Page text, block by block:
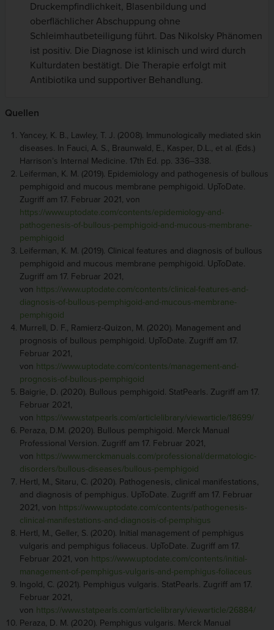
Druckempfindlichkeit, Blasenbildung und
oberflächlicher Abschuppung ohne
Schleimhautbeteiligung führt. Das Nikolsky Phänomen
ist positiv. Die Diagnose ist klinisch und wird durch
Kulturdaten bestätigt. Die Therapie erfolgt mit
Antibiotika und supportiver Behandlung.
Quellen
Yancey, K. B., Lawley, T. J. (2008). Immunologically mediated skin
diseases. In Fauci, A. S., Braunwald, E., Kasper, D.L., et al. (Eds.)
Harrison’s Internal Medicine. 17th Ed. pp. 336–338.
Leiferman, K. M. (2019). Epidemiology and pathogenesis of bullous
pemphigoid and mucous membrane pemphigoid. UpToDate.
Zugriff am 17. Februar 2021, von
https://www.uptodate.com/contents/epidemiology-and-
pathogenesis-of-bullous-pemphigoid-and-mucous-membrane-
pemphigoid
Leiferman, K. M. (2019). Clinical features and diagnosis of bullous
pemphigoid and mucous membrane pemphigoid. UpToDate.
Zugriff am 17. Februar 2021,
von https://www.uptodate.com/contents/clinical-features-and-
diagnosis-of-bullous-pemphigoid-and-mucous-membrane-
pemphigoid
Murrell, D. F., Ramierz-Quizon, M. (2020). Management and
prognosis of bullous pemphigoid. UpToDate. Zugriff am 17.
Februar 2021,
von https://www.uptodate.com/contents/management-and-
prognosis-of-bullous-pemphigoid
Baigrie, D. (2020). Bullous pemphigoid. StatPearls. Zugriff am 17.
Februar 2021,
von https://www.statpearls.com/articlelibrary/viewarticle/18699/
Peraza, D.M. (2020). Bullous pemphigoid. Merck Manual
Professional Version. Zugriff am 17. Februar 2021,
von https://www.merckmanuals.com/professional/dermatologic-
disorders/bullous-diseases/bullous-pemphigoid
Hertl, M., Sitaru, C. (2020). Pathogenesis, clinical manifestations,
and diagnosis of pemphigus. UpToDate. Zugriff am 17. Februar
2021, von https://www.uptodate.com/contents/pathogenesis-
clinical-manifestations-and-diagnosis-of-pemphigus
Hertl, M., Geller, S. (2020). Initial management of pemphigus
vulgaris and pemphigus foliaceus. UpToDate. Zugriff am 17.
Februar 2021, von https://www.uptodate.com/contents/initial-
management-of-pemphigus-vulgaris-and-pemphigus-foliaceus
Ingold, C. (2021). Pemphigus vulgaris. StatPearls. Zugriff am 17.
Februar 2021,
von https://www.statpearls.com/articlelibrary/viewarticle/26884/
Peraza, D. M. (2020). Pemphigus vulgaris. Merck Manual